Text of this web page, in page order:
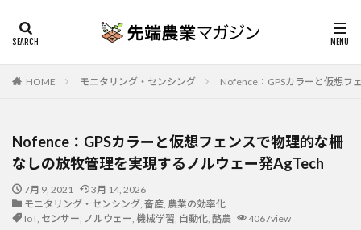
HOME モニタリング・センシング Nofence：GPSカラーと仮想フ
Nofence：GPSカラーと仮想フェンスで物理的な柵
なしの放牧管理を実現するノルウェー発AgTech
7月 9, 2021
3月 14, 2026
モニタリング・センシング, 畜産, 農業の効率化
IoT, センサー, ノルウェー, 機械学習, 自動化, 酪農 4067view